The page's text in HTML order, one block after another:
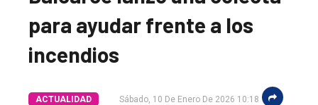
para ayudar frente a los
incendios
ACTUALIDAD Sábado, 10 De Enero De 2026 10:18